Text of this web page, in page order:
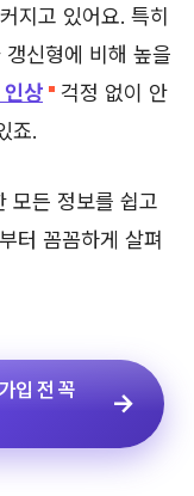
지고 있어요. 특히
신형에 비해 높을
인상
걱정 없이 안
죠.
모든 정보를 쉽고
터 꼼꼼하게 살펴
입 전 꼭